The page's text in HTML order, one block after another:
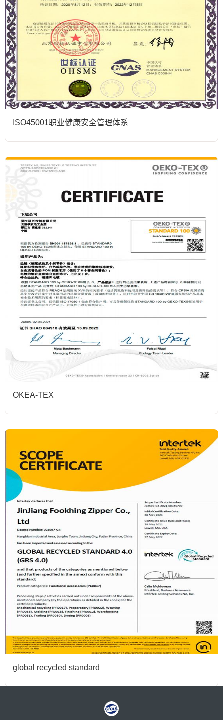
ISO45001职业健康安全管理体系
OKEA-TEX
global recycled standard